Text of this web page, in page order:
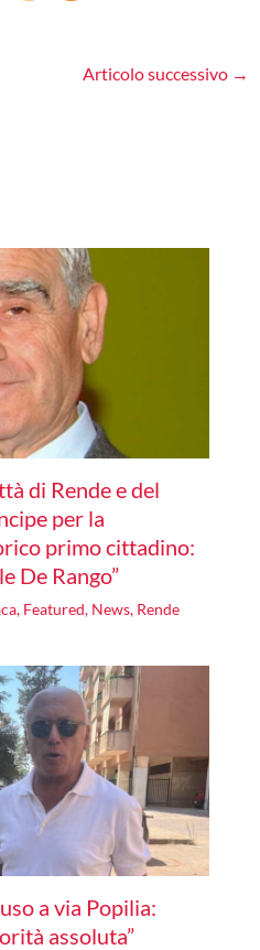
Articolo successivo →
di Rende e del
per la
primo cittadino:
De Rango”
, Featured, News, Rende
a via Popilia:
assoluta”